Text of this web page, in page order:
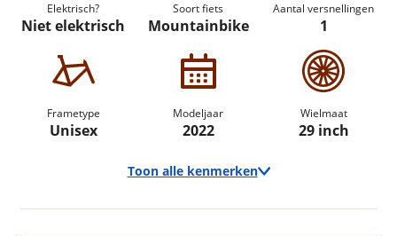
Elektrisch?
Niet elektrisch
Soort fiets
Mountainbike
Aantal versnellingen
1
Frametype
Unisex
Modeljaar
2022
Wielmaat
29 inch
Toon alle kenmerken